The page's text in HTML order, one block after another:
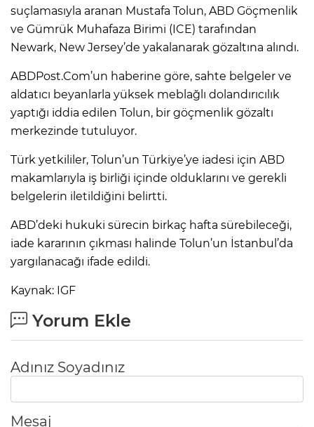
suçlamasıyla aranan Mustafa Tolun, ABD Göçmenlik
ve Gümrük Muhafaza Birimi (ICE) tarafından
Newark, New Jersey’de yakalanarak gözaltına alındı.
ABDPost.Com’un haberine göre, sahte belgeler ve
aldatıcı beyanlarla yüksek meblağlı dolandırıcılık
yaptığı iddia edilen Tolun, bir göçmenlik gözaltı
merkezinde tutuluyor.
Türk yetkililer, Tolun’un Türkiye’ye iadesi için ABD
makamlarıyla iş birliği içinde olduklarını ve gerekli
belgelerin iletildiğini belirtti.
ABD’deki hukuki sürecin birkaç hafta sürebileceği,
iade kararının çıkması halinde Tolun’un İstanbul’da
yargılanacağı ifade edildi.
Kaynak: IGF
Yorum Ekle
Adınız Soyadınız
Mesaj